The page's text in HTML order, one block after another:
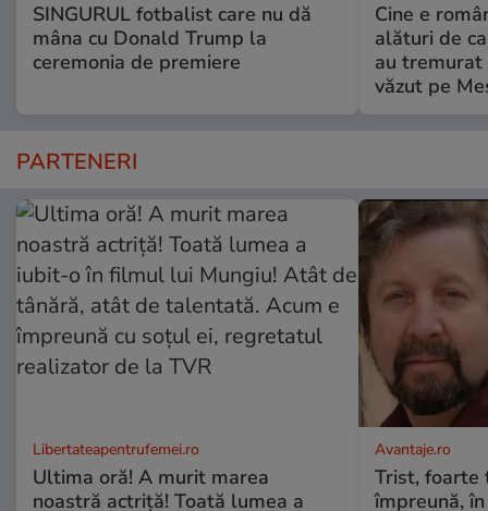
SINGURUL fotbalist care nu dă
mâna cu Donald Trump la
ceremonia de premiere
Cine e
alături de
au
văzut pe
PARTENERI
Libertateapentrufemei.ro
Ultima oră! A murit marea
noastră actriță! Toată lumea a
Avantaje.ro
Trist, foarte
împreună,